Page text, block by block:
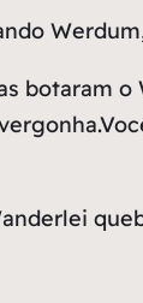
botaram